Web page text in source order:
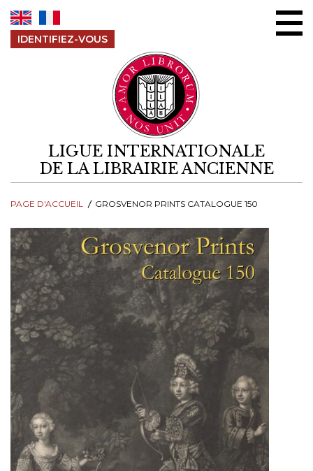
IDENTIFIEZ-VOUS
LIGUE INTERNATIONALE
DE LA LIBRAIRIE ANCIENNE
PAGE D'ACCUEIL GROSVENOR PRINTS CATALOGUE 150